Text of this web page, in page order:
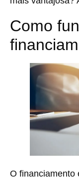
Como
O financiamento